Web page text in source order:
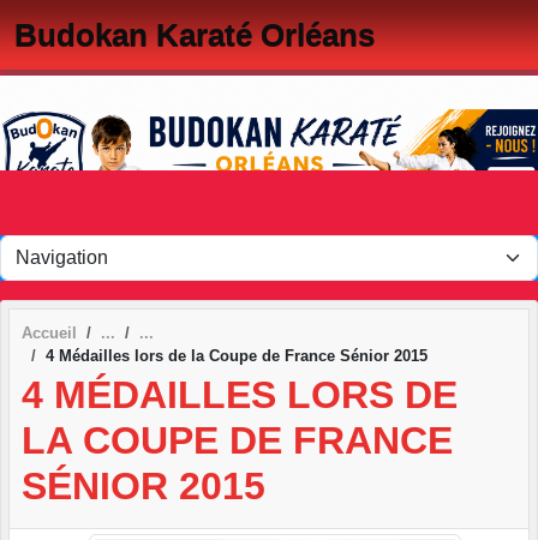
Budokan Karaté Orléans
Accueil
4 Médailles lors de la Coupe de France Sénior 2015
4 MÉDAILLES LORS DE
LA COUPE DE FRANCE
SÉNIOR 2015